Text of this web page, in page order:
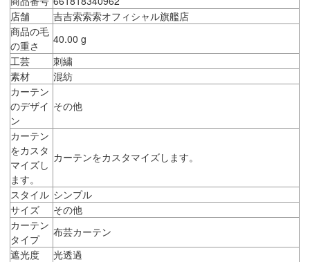
店舗
吉吉索索索オフィシャル旗艦店
商品の毛
の重さ
40.00 g
工芸
刺繍
素材
混紡
カーテン
のデザイ
ン
その他
カーテン
をカスタ
マイズし
ます。
カーテンをカスタマイズします。
スタイル シンプル
サイズ
その他
カーテン
タイプ
布芸カーテン
遮光度
光透過